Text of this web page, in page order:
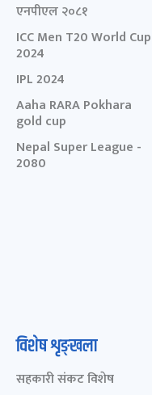
एनपीएल २०८१
ICC Men T20 World Cup
2024
IPL 2024
Aaha RARA Pokhara
gold cup
Nepal Super League -
2080
विशेष शृङ्खला
सहकारी संकट विशेष